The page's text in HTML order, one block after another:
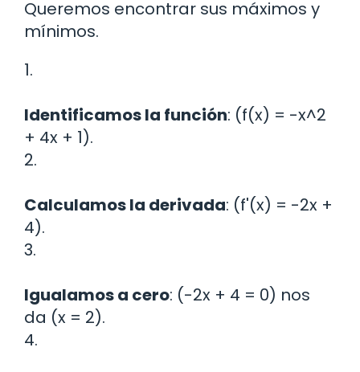
Queremos encontrar sus máximos y
mínimos.
1.
Identificamos la función: (f(x) = -x^2
+ 4x + 1).
2.
Calculamos la derivada: (f'(x) = -2x +
4).
3.
Igualamos a cero: (-2x + 4 = 0) nos
da (x = 2).
4.